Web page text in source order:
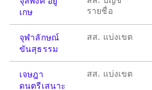
เกษ
รายชื่อ
จุฬาลักษณ์
ขันสุธรรม
สส. แบ่งเขต
เจษฎา
ดนตรีเสนาะ
สส. แบ่งเขต